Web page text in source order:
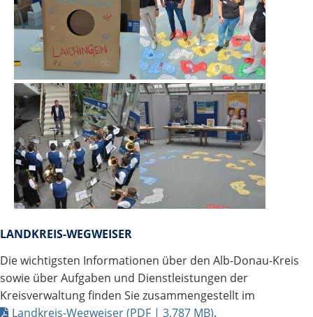
LANDKREIS-WEGWEISER
Die wichtigsten Informationen über den Alb-Donau-Kreis
sowie über Aufgaben und Dienstleistungen der
Kreisverwaltung finden Sie zusammengestellt im
Landkreis-Wegweiser(PDF | 3,787 MB).